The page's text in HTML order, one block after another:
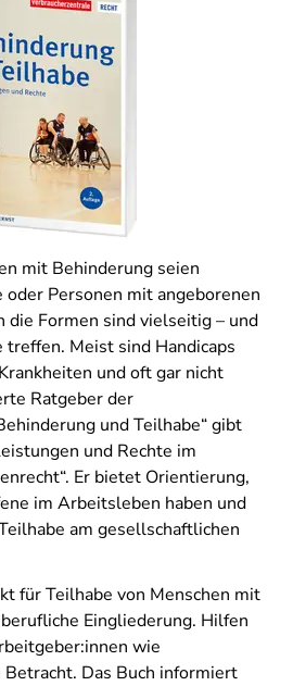
mit Behinderung seien
Personen mit angeborenen
die Formen sind vielseitig – und
treffen. Meist sind Handicaps
und oft gar nicht
Ratgeber der
und Teilhabe“ gibt
und Rechte im
Er bietet Orientierung,
im Arbeitsleben haben und
am gesellschaftlichen
für Teilhabe von Menschen mit
Eingliederung. Hilfen
wie
Das Buch informiert